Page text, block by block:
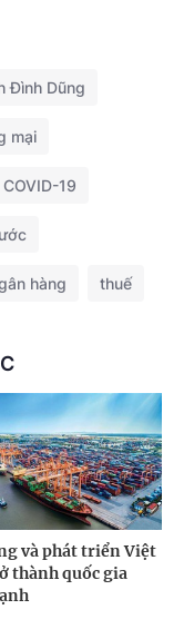
Đình Dũng
mại
COVID-19
hàng thuế
và phát triển Việt
thành quốc gia